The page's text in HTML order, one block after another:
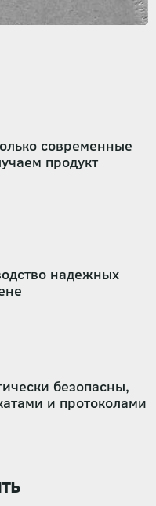
современные
продукт
надежных
безопасны,
и протоколами